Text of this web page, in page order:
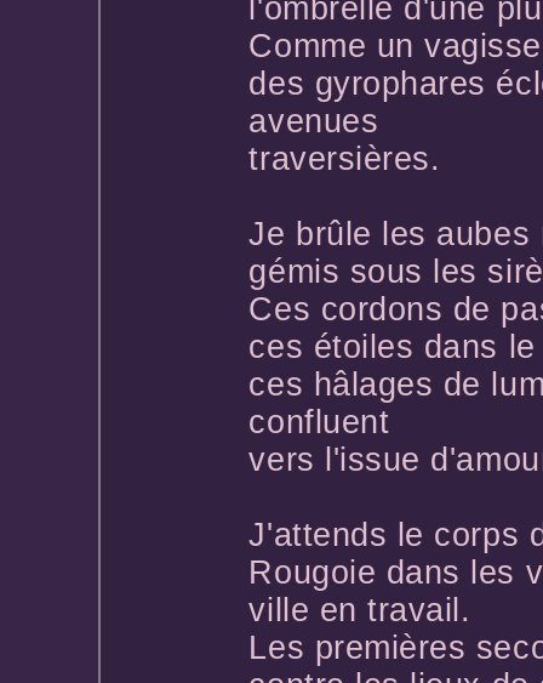
l'ombrelle d'une
Comme un
des gyrophares
avenues
traversières.
Je brûle les aubes
gémis sous les
Ces cordons de
ces étoiles dans
ces hâlages de
confluent
vers l'issue
J'attends le corps
Rougoie dans les
ville en travail.
Les premières